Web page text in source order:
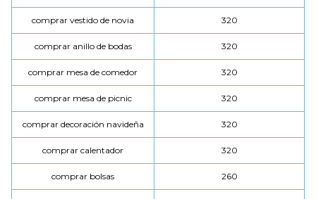
comprar vestido de novia 320
comprar anillo de bodas 320
comprar mesa de comedor 320
comprar mesa de picnic 320
comprar decoración navideña 320
comprar calentador 320
comprar bolsas 260